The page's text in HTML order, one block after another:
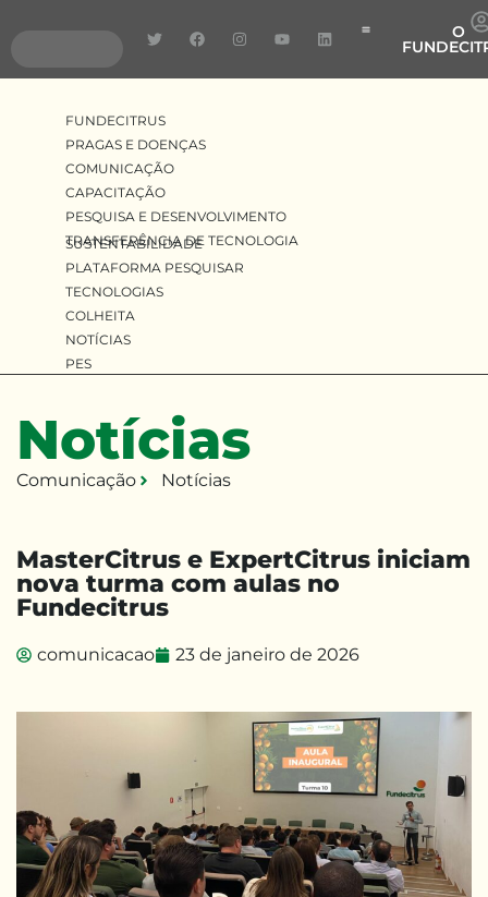
O
SUSTENTABILIDADE
PLATAFORMA PESQUISAR
TECNOLOGIAS
COLHEITA
NOTÍCIAS
PES
FUNDECITRUS
PRAGAS E DOENÇAS
COMUNICAÇÃO
CAPACITAÇÃO
PESQUISA E DESENVOLVIMENTO
TRANSFERÊNCIA DE TECNOLOGIA
Notícias
Comunicação Notícias
comunicacao 23 de janeiro de 2026
MasterCitrus e ExpertCitrus iniciam
nova turma com aulas no
Fundecitrus